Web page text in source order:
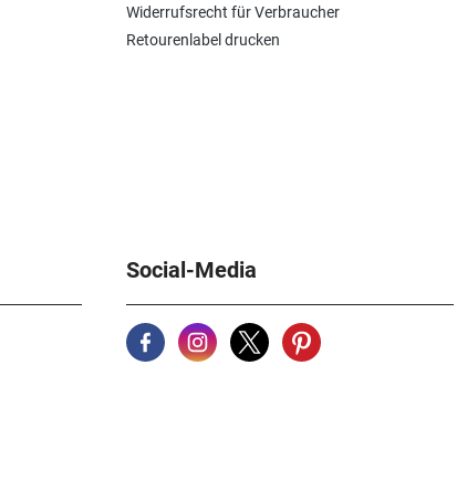
Widerrufsrecht für Verbraucher
Retourenlabel drucken
Social-Media